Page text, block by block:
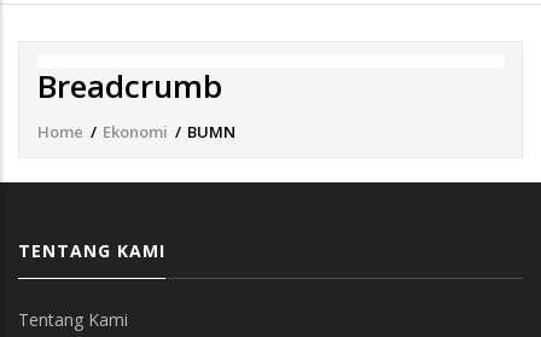
Breadcrumb
Home / Ekonomi / BUMN
TENTANG KAMI
Tentang Kami